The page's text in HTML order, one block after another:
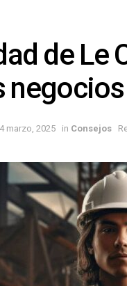
de Le
negocios
marzo, 2025 in Consejos